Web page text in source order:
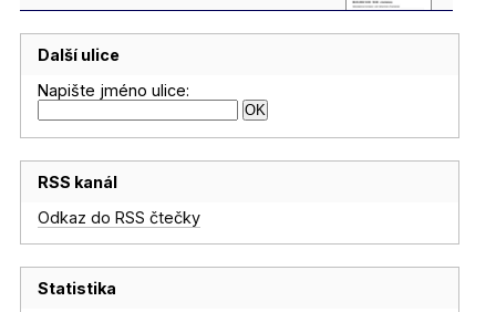
Další ulice
Napište jméno ulice:
RSS kanál
Odkaz do RSS čtečky
Statistika